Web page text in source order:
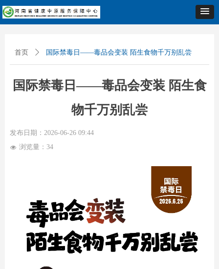
首页 ꄲ 国际禁毒日——毒品会变装 陌生食物千万别乱尝
国际禁毒日——毒品会变装 陌生食
物千万别乱尝
发布日期： 2026-06-26 09:44
넶 浏览量： 34